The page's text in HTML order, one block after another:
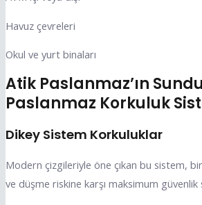
Havuz çevreleri
Okul ve yurt binaları
Atik Paslanmaz’ın
Paslanmaz Korkuluk
Dikey Sistem Korkuluklar
Modern çizgileriyle öne çıkan bu sistem,
ve düşme riskine karşı maksimum güvenlik